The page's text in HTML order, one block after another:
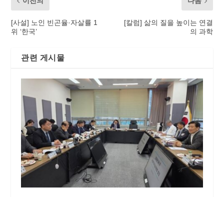
[사설] 노인 빈곤율·자살률 1
위 ‘한국’
[칼럼] 삶의 질을 높이는 연결
의 과학
관련 게시물